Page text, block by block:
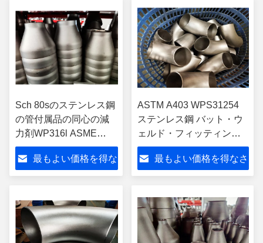
Sch 80sのステンレス鋼
の管付属品の同心の減
力剤WP316l ASME
B16.9
最もよい価格を得な
ASTM A403 WPS31254
ステンレス鋼 バット・ウ
ェルド・フィッティン
グ・エルボ ASME B16.9
最もよい価格を得なさ